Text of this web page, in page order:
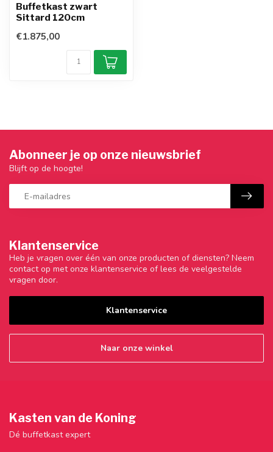
Buffetkast zwart
Sittard 120cm
€1.875,00
Klantenservice
Heb je vragen over één van onze producten of diensten? Neem
contact op met onze klantenservice of lees de veelgestelde
vragen door.
Klantenservice
Naar onze winkel
Abonneer je op onze nieuwsbrief
Blijft op de hoogte!
Kasten van de Koning
Dé buffetkast expert